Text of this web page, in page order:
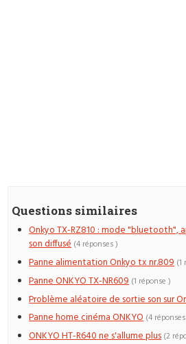
Questions similaires
Onkyo TX-RZ810 : mode "bluetooth",
son diffusé (4 réponses )
Panne alimentation Onkyo tx nr.809 (1
Panne ONKYO TX-NR609 (1 réponse )
Problème aléatoire de sortie son sur
Panne home cinéma ONKYO (4
ONKYO HT-R640 ne s'allume plus (2